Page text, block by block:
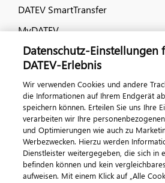
DATEV SmartTransfer
MyDATEV
Dialog & Medien
Veranstaltungen
DATEV magazin
DATEV-Community
DATEV-Newsletter
Datenschutz-Einstellungen
DATEV-Erlebnis
Wir verwenden Cookies und andere
die Informationen auf Ihrem Endgerät
speichern können. Erteilen Sie uns Ihre
verarbeiten wir Ihre
und Optimierungen wie auch zu
Werbezwecken. Hierzu werden
Dienstleister weitergegeben, die sich in
befinden können und kein
aufweisen. Mit einem Klick auf „Alle